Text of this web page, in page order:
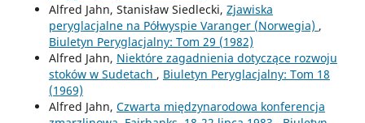
Alfred Jahn, Stanisław Siedlecki, Zjawiska
peryglacjalne na Półwyspie Varanger (Norwegia) ,
Biuletyn Peryglacjalny: Tom 29 (1982)
Alfred Jahn, Niektóre zagadnienia dotyczące rozwoju
stoków w Sudetach , Biuletyn Peryglacjalny: Tom 18
(1969)
Alfred Jahn, Czwarta międzynarodowa konferencja